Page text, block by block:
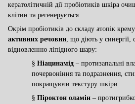
кератолітичній дії пробіотиків шкіра
клітин та регенерується.
Окрім пробіотиків до складу атопік крему
активних речовин , що діють у
відновленню ліпідного шару:
§ Ніацинамід – протизапальні
почервоніння та подразнення,
покращуючи текстуру шкіри
§ Піроктон оламін –